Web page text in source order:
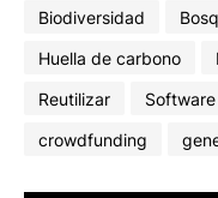
Biodiversidad
Huella de carbono
Reutilizar
Software
crowdfunding